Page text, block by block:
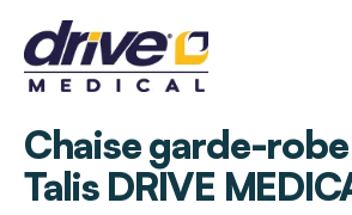
Chaise garde-
Talis DRIVE